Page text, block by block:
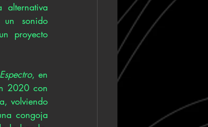
alternativa
sonido
proyecto
Espectro, en
2020 con
volviendo
congoja